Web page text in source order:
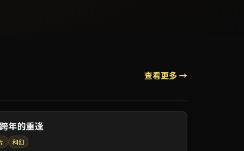
查看更多 →
年的重逢
科幻